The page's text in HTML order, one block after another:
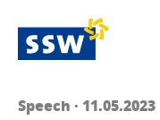
Speech · 11.05.2023